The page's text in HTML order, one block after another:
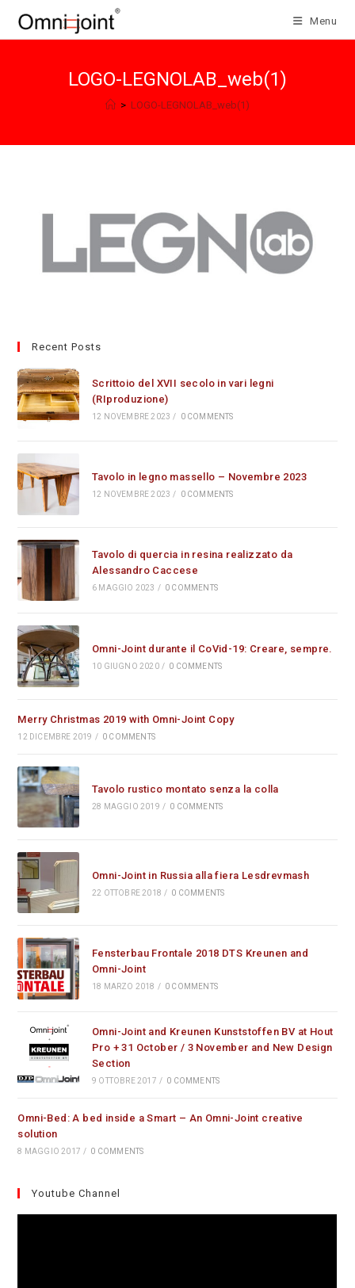
Menu
LOGO-LEGNOLAB_web(1)
> LOGO-LEGNOLAB_web(1)
Recent Posts
Scrittoio del XVII secolo in vari legni
(RIproduzione)
12 NOVEMBRE 2023 / 0 COMMENTS
Tavolo in legno massello – Novembre 2023
12 NOVEMBRE 2023 / 0 COMMENTS
Tavolo di quercia in resina realizzato da
Alessandro Caccese
6 MAGGIO 2023 / 0 COMMENTS
Omni-Joint durante il CoVid-19: Creare, sempre.
10 GIUGNO 2020 / 0 COMMENTS
Merry Christmas 2019 with Omni-Joint Copy
12 DICEMBRE 2019 / 0 COMMENTS
Tavolo rustico montato senza la colla
28 MAGGIO 2019 / 0 COMMENTS
Omni-Joint in Russia alla fiera Lesdrevmash
22 OTTOBRE 2018 / 0 COMMENTS
Fensterbau Frontale 2018 DTS Kreunen and
Omni-Joint
18 MARZO 2018 / 0 COMMENTS
Omni-Joint and Kreunen Kunststoffen BV at Hout
Pro + 31 October / 3 November and New Design
Section
9 OTTOBRE 2017 / 0 COMMENTS
Omni-Bed: A bed inside a Smart – An Omni-Joint creative
solution
8 MAGGIO 2017 / 0 COMMENTS
Youtube Channel